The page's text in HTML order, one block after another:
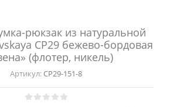
рюкзак из натуральной
СР29 бежево-бордовая
(флотер, никель)
Артикул:СР29-151-8